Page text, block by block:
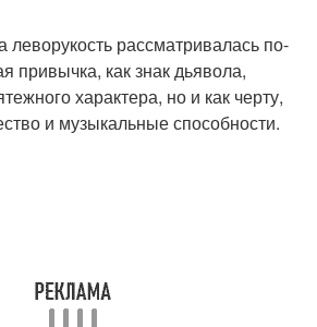
рассматривалась по-
привычка, как знак дьявола,
характера, но и как черту,
и музыкальные способности.